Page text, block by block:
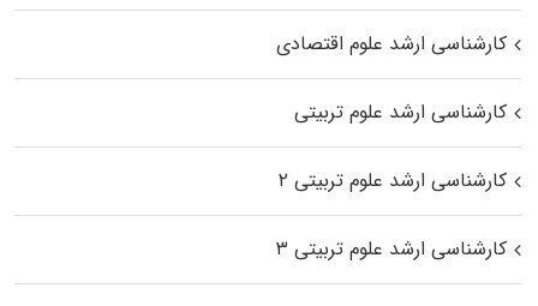
کارشناسی ارشد علوم اقتصادی
کارشناسی ارشد علوم تربیتی
کارشناسی ارشد علوم تربیتی ۲
کارشناسی ارشد علوم تربیتی ۳